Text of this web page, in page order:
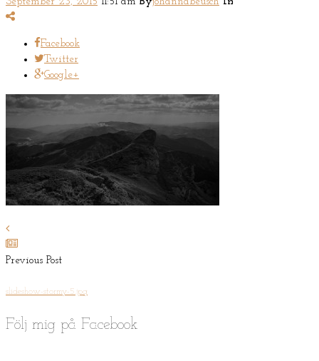
Facebook
Twitter
Google+
Previous Post
slideshow-stormy-5.jpg
Följ mig på Facebook